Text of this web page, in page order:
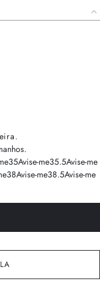
.
.
35Avise-me35.5Avise-me
38Avise-me38.5Avise-me